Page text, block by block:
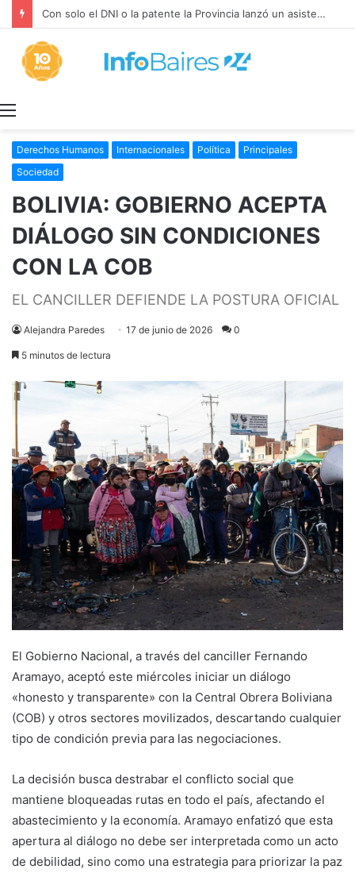
Con solo el DNI o la patente la Provincia lanzó un asistente virtual para consultar infracciones en segundos
Derechos Humanos Internacionales Política
Principales
Sociedad
BOLIVIA: GOBIERNO ACEPTA
DIÁLOGO SIN CONDICIONES
CON LA COB
EL CANCILLER DEFIENDE LA POSTURA OFICIAL
Alejandra Paredes 17 de junio de 2026 0
5 minutos de lectura
El Gobierno Nacional, a través del canciller Fernando
Aramayo, aceptó este miércoles iniciar un diálogo
«honesto y transparente» con la Central Obrera Boliviana
(COB) y otros sectores movilizados, descartando cualquier
tipo de condición previa para las negociaciones.
La decisión busca destrabar el conflicto social que
mantiene bloqueadas rutas en todo el país, afectando el
abastecimiento y la economía. Aramayo enfatizó que esta
apertura al diálogo no debe ser interpretada como un acto
de debilidad, sino como una estrategia para priorizar la paz